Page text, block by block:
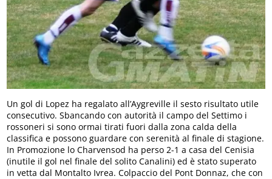
Un gol di Lopez ha regalato all’Aygreville il sesto risultato utile
consecutivo. Sbancando con autorità il campo del Settimo i
rossoneri si sono ormai tirati fuori dalla zona calda della
classifica e possono guardare con serenità al finale di stagione.
In Promozione lo Charvensod ha perso 2-1 a casa del Cenisia
(inutile il gol nel finale del solito Canalini) ed è stato superato
in vetta dal Montalto Ivrea. Colpaccio del Pont Donnaz, che con